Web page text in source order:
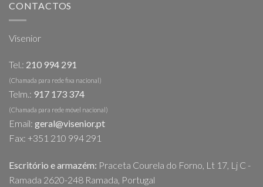
CONTACTOS
Visenior
Tel.: 210 994 291
(Chamada para rede fixa nacional)
Telm.: 917 173 374
(Chamada para rede móvel nacional)
Email: geral@visenior.pt
Fax: +351 210 994 291
Escritório e armazém: Praceta Courela do Forno, Lt 17, Lj C -
Ramada 2620-248 Ramada, Portugal